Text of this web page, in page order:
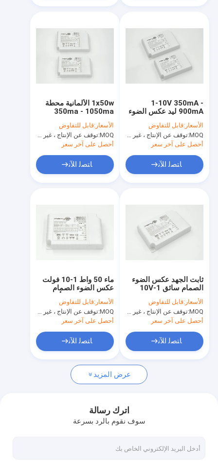
برنامج VR
مراقبة الجودة
اتصل بنا
أخبار
الميكروويف استشعار الحركة
1x50w الألمانية محطة
350ma - 1050ma
10 فولت / بوش ديم
الأسعار:قابل للتفاوض
MOQ: توقف عن الإنتاج ، غير متوفر.
أحصل على آخر سعر
ﺎﺘﺼﻟ ﺍﻶﻧ
1-10V 350mA -
900mA ليد عكس الضوء
الذاكرة
الأسعار:قابل للتفاوض
MOQ: توقف عن الإنتاج ، غير متوفر.
أحصل على آخر سعر
ﺎﺘﺼﻟ ﺍﻶﻧ
ماء 50 واط 1-10 فولت
عكس الضوء الصمام
الخفيفة
الأسعار:قابل للتفاوض
MOQ: توقف عن الإنتاج ، غير متوفر.
أحصل على آخر سعر
ﺎﺘﺼﻟ ﺍﻶﻧ
ثابت الجهد عكس الضوء
الصمام سائق 1-10V
متعددة الانتاج الحالي،
سيمكو
الأسعار:قابل للتفاوض
MOQ: توقف عن الإنتاج ، غير متوفر.
أحصل على آخر سعر
ﺎﺘﺼﻟ ﺍﻶﻧ
عرض المزيد
اترك رسالة
سوف نقوم بالرد بسرعة